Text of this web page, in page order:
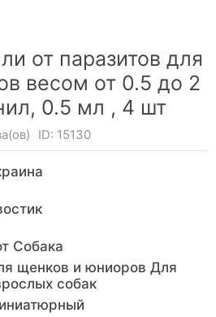
от паразитов для
весом от 0.5 до 2
0.5 мл , 4 шт
ID: 15130
Собака
щенков и юниоров Для
собак